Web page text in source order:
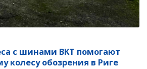
с шинами BKT помогают
колесу обозрения в Риге